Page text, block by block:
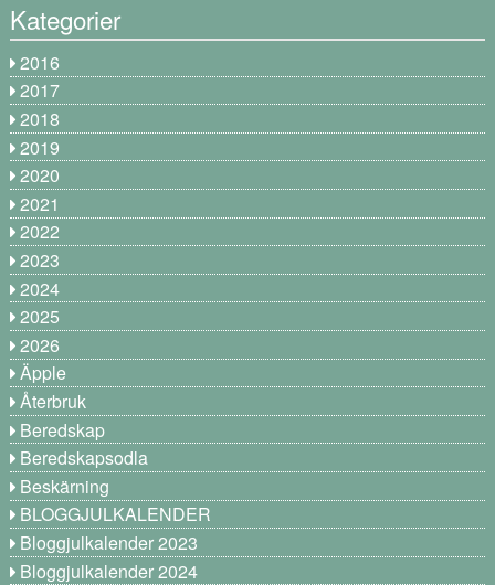
Kategorier
2016
2017
2018
2019
2020
2021
2022
2023
2024
2025
2026
Äpple
Återbruk
Beredskap
Beredskapsodla
Beskärning
BLOGGJULKALENDER
Bloggjulkalender 2023
Bloggjulkalender 2024